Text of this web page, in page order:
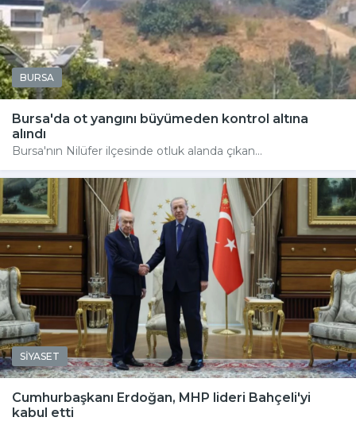
BURSA
Bursa'da ot yangını büyümeden kontrol altına
alındı
Bursa'nın Nilüfer ilçesinde otluk alanda çıkan...
SİYASET
Cumhurbaşkanı Erdoğan, MHP lideri Bahçeli'yi
kabul etti